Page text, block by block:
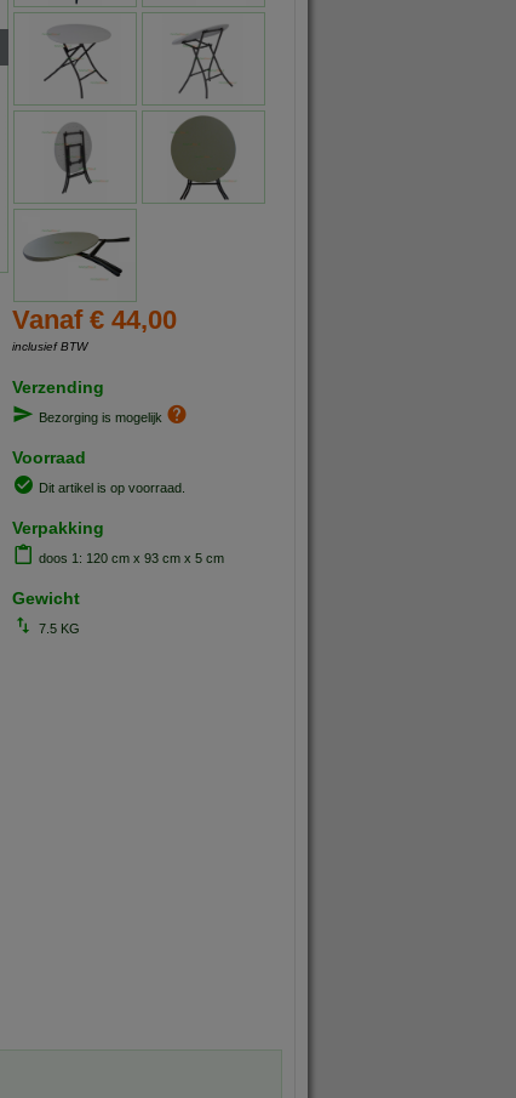
Vanaf € 44,00
inclusief BTW
Verzending
Bezorging is mogelijk
Voorraad
Dit artikel is op voorraad.
Verpakking
doos 1: 120 cm x 93 cm x 5 cm
Gewicht
7.5 KG